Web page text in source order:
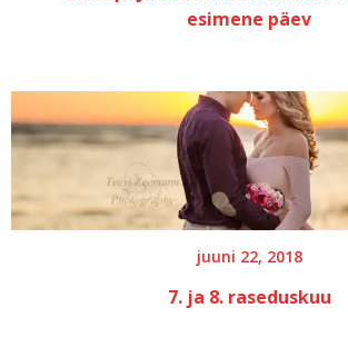
esimene päev
juuni 22, 2018
7. ja 8. raseduskuu